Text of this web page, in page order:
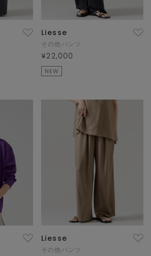
Liesse
その他パンツ
¥22,000
NEW
Liesse
その他パンツ